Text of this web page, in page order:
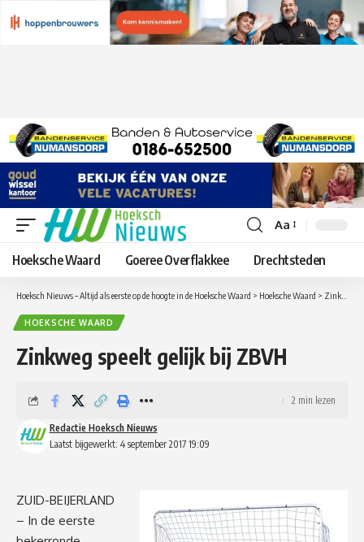
Lettergrootte
aanpassen
Aa
Hoeksche Waard Goeree Overflakkee Drechtsteden
Hoeksch Nieuws – Altijd als eerste op de hoogte in de Hoeksche Waard > Hoeksche Waard > Zinkweg speelt gelijk bij ZBVH
HOEKSCHE WAARD
Zinkweg speelt gelijk bij ZBVH
Laatst bijgewerkt: 4 september 2017 19:09
Redactie Hoeksch Nieuws
2 min lezen
ZUID-BEIJERLAND
– In de eerste